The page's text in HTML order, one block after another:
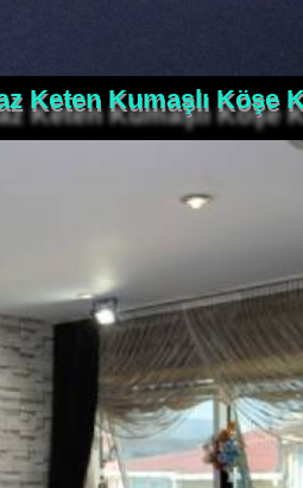
Keten Kumaşlı Köşe